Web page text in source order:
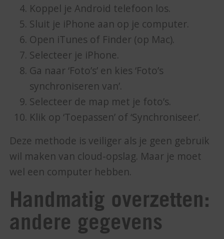
Koppel je Android telefoon los.
Sluit je iPhone aan op je computer.
Open iTunes of Finder (op Mac).
Selecteer je iPhone.
Ga naar ‘Foto’s’ en kies ‘Foto’s
synchroniseren van’.
Selecteer de map met je foto’s.
Klik op ‘Toepassen’ of ‘Synchroniseer’.
Deze methode is veiliger als je geen gebruik
wil maken van cloud-opslag. Maar je moet
wel een computer hebben.
Handmatig overzetten:
andere gegevens